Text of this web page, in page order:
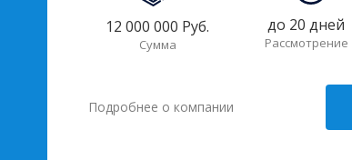
12 000 000 Руб.
Сумма
до 20 дней
Рассмотрение
Подробнее о компании